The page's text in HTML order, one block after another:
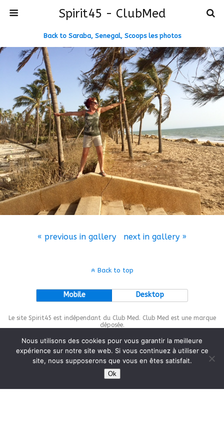
Spirit45 - ClubMed
Back to Saraba, Senegal, Scoops les photos
« previous in gallery next in gallery »
Back to top
Mobile Desktop
Le site Spirit45 est indépendant du Club Med. Club Med est une marque
déposée.
This site is protected bywp-copyrightpro.com
Nous utilisons des cookies pour vous garantir la meilleure
expérience sur notre site web. Si vous continuez à utiliser ce
site, nous supposerons que vous en êtes satisfait.
Ok